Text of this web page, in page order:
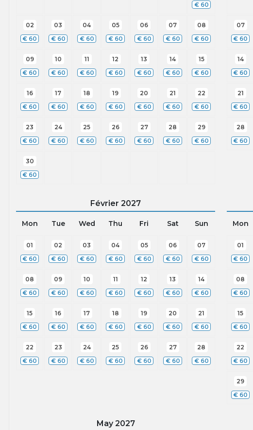
€ 60
02
€ 60
03
€ 60
04
€ 60
05
€ 60
06
€ 60
07
€ 60
08
€ 60
09
€ 60
10
€ 60
11
€ 60
12
€ 60
13
€ 60
14
€ 60
15
€ 60
16
€ 60
17
€ 60
18
€ 60
19
€ 60
20
€ 60
21
€ 60
22
€ 60
23
€ 60
24
€ 60
25
€ 60
26
€ 60
27
€ 60
28
€ 60
29
€ 60
30
€ 60
07
€ 60
14
€ 60
21
€ 60
28
€ 60
Février 2027
Mon Tue Wed Thu Fri Sat Sun
01
€ 60
02
€ 60
03
€ 60
04
€ 60
05
€ 60
06
€ 60
07
€ 60
08
€ 60
09
€ 60
10
€ 60
11
€ 60
12
€ 60
13
€ 60
14
€ 60
15
€ 60
16
€ 60
17
€ 60
18
€ 60
19
€ 60
20
€ 60
21
€ 60
22
€ 60
23
€ 60
24
€ 60
25
€ 60
26
€ 60
27
€ 60
28
€ 60
Mon
01
€ 60
08
€ 60
15
€ 60
22
€ 60
29
€ 60
May 2027